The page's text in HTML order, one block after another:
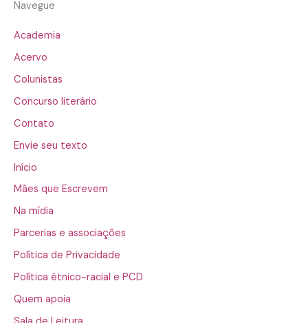
Navegue
Academia
Acervo
Colunistas
Concurso literário
Contato
Envie seu texto
Início
Mães que Escrevem
Na mídia
Parcerias e associações
Política de Privacidade
Política étnico-racial e PCD
Quem apoia